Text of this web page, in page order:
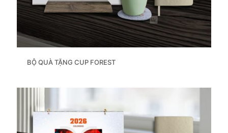
BỘ QUÀ TẶNG CUP FOREST